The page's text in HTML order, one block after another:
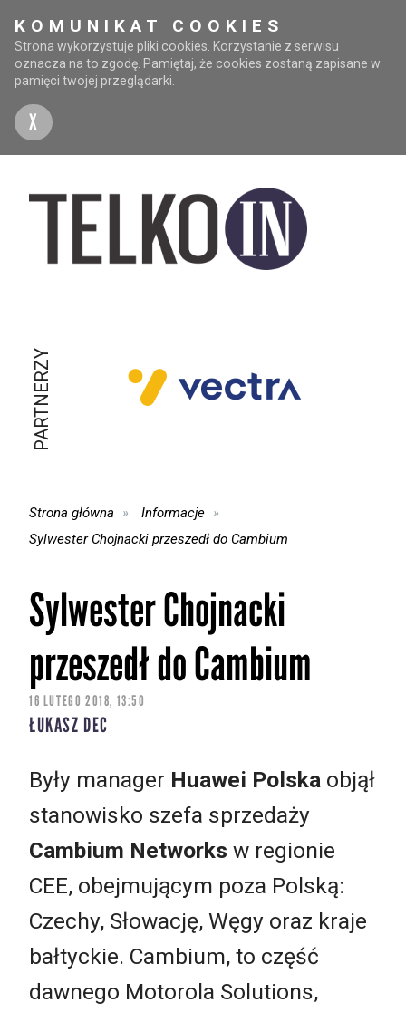
KOMUNIKAT COOKIES
Strona wykorzystuje pliki cookies. Korzystanie z serwisu
oznacza na to zgodę. Pamiętaj, że cookies zostaną zapisane w
pamięci twojej przeglądarki.
X
PARTNERZY
Strona główna
Informacje
Sylwester Chojnacki przeszedł do Cambium
Sylwester Chojnacki
przeszedł do Cambium
16 LUTEGO 2018, 13:50
ŁUKASZ DEC
Były manager Huawei Polska objął
stanowisko szefa sprzedaży
Cambium Networks w regionie
CEE, obejmującym poza Polską:
Czechy, Słowację, Węgy oraz kraje
bałtyckie. Cambium, to część
dawnego Motorola Solutions,